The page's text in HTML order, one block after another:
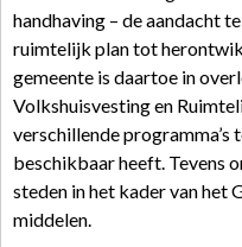
handhaving – de aandacht
ruimtelijk plan tot
gemeente is daartoe in
Volkshuisvesting en
verschillende programma’s
beschikbaar heeft. Tevens
steden in het kader van het
middelen.